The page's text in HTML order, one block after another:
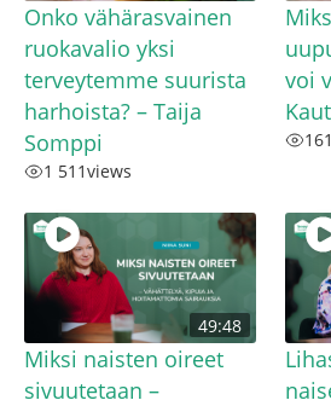
Onko vähärasvainen
ruokavalio yksi
terveytemme suurista
harhoista? – Taija
Somppi
1 511views
voi
161
49:48
Miksi naisten oireet
sivuutetaan –